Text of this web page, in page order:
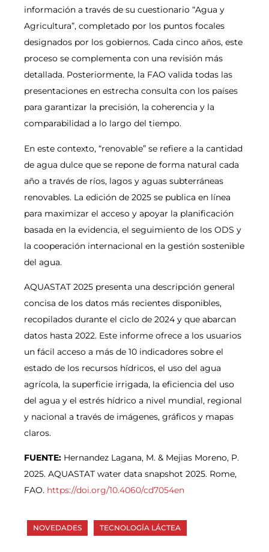
información a través de su cuestionario “Agua y
Agricultura”, completado por los puntos focales
designados por los gobiernos. Cada cinco años, este
proceso se complementa con una revisión más
detallada. Posteriormente, la FAO valida todas las
presentaciones en estrecha consulta con los países
para garantizar la precisión, la coherencia y la
comparabilidad a lo largo del tiempo.
En este contexto, “renovable” se refiere a la cantidad
de agua dulce que se repone de forma natural cada
año a través de ríos, lagos y aguas subterráneas
renovables. La edición de 2025 se publica en línea
para maximizar el acceso y apoyar la planificación
basada en la evidencia, el seguimiento de los ODS y
la cooperación internacional en la gestión sostenible
del agua.
AQUASTAT 2025 presenta una descripción general
concisa de los datos más recientes disponibles,
recopilados durante el ciclo de 2024 y que abarcan
datos hasta 2022. Este informe ofrece a los usuarios
un fácil acceso a más de 10 indicadores sobre el
estado de los recursos hídricos, el uso del agua
agrícola, la superficie irrigada, la eficiencia del uso
del agua y el estrés hídrico a nivel mundial, regional
y nacional a través de imágenes, gráficos y mapas
claros.
FUENTE: Hernandez Lagana, M. & Mejias Moreno, P.
2025. AQUASTAT water data snapshot 2025. Rome,
FAO. https://doi.org/10.4060/cd7054en
NOVEDADES TECNOLOGÍA LÁCTEA